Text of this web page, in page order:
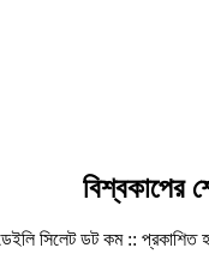
বিশ্বকাপের
সিলেট ডট কম :: প্রকাশিত